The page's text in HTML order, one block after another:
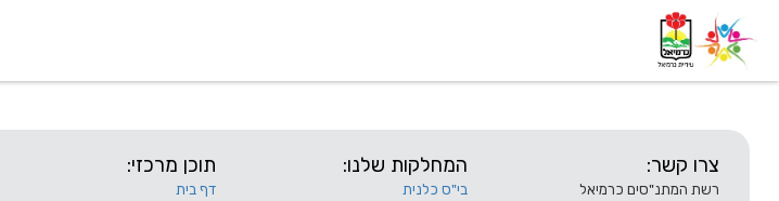
צרו קשר:
רשת המתנ"סים כרמיאל
המחלקות שלנו:
בי"ס כלנית
תוכן מרכזי:
דף בית